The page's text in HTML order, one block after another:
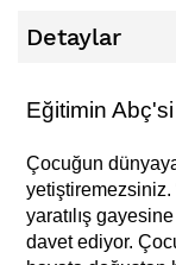
Detaylar
Eğitimin Abç'si
Çocuğun
yetiştiremezsiniz.
yaratılış
davet ediyor.